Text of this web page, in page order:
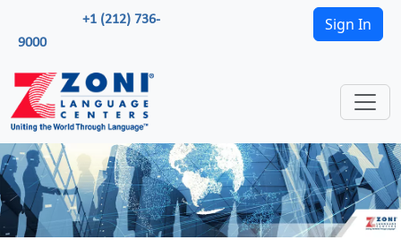
+1 (212) 736-
9000
Sign In